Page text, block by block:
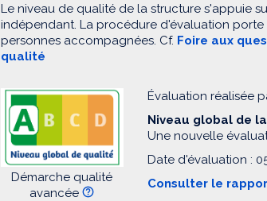
Le niveau de qualité de la structure s'appuie
indépendant. La procédure d'évaluation
personnes accompagnées. Cf. Foire aux
qualité
Démarche qualité
avancée
Évaluation réalisée
Niveau global de
Une nouvelle
Date d'évaluation :
Consulter le